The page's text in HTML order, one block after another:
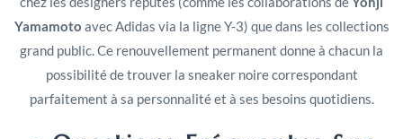
Yamamoto avec Adidas via la ligne Y-3) que dans les collections
grand public. Ce renouvellement permanent donne à chacun la
possibilité de trouver la sneaker noire correspondant
parfaitement à sa personnalité et à ses besoins quotidiens.